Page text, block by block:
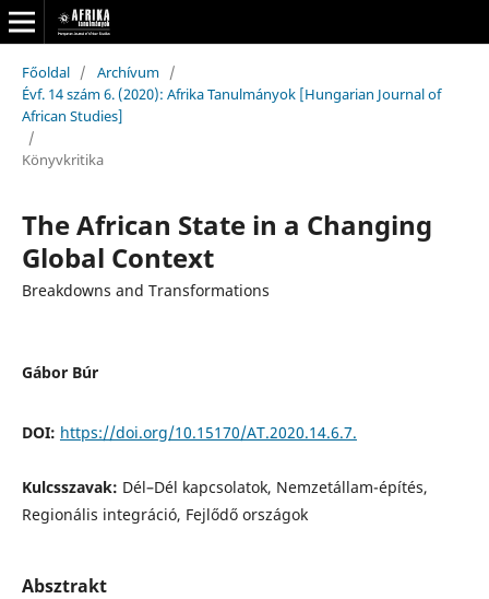
Főoldal / Archívum /
Évf. 14 szám 6. (2020): Afrika Tanulmányok [Hungarian Journal of
African Studies]
/
Könyvkritika
The African State in a Changing
Global Context
Breakdowns and Transformations
Gábor Búr
DOI: https://doi.org/10.15170/AT.2020.14.6.7.
Kulcsszavak: Dél–Dél kapcsolatok, Nemzetállam-építés,
Regionális integráció, Fejlődő országok
Absztrakt